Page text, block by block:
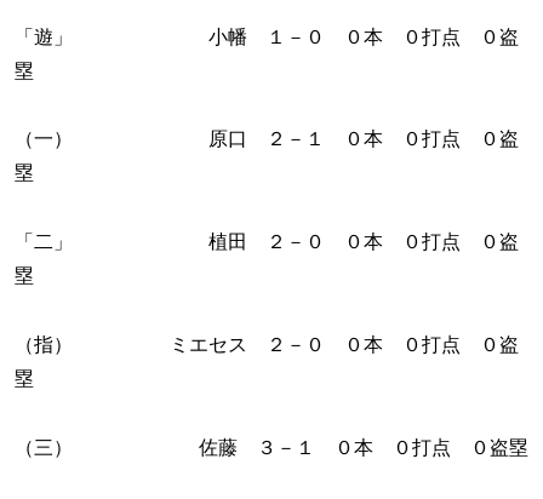
「遊」 小幡 １－０ ０本 ０打点 ０盗
塁
（一） 原口 ２－１ ０本 ０打点 ０盗
塁
「二」 植田 ２－０ ０本 ０打点 ０盗
塁
（指） ミエセス ２－０ ０本 ０打点 ０盗
塁
（三） 佐藤 ３－１ ０本 ０打点 ０盗塁